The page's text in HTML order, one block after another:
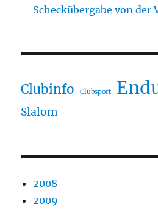
Scheckübergabe von der
Clubinfo Clubsport
Slalom
2008
2009